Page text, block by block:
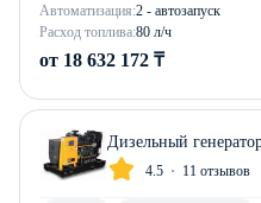
Автоматизация:2 - автозапуск
Расход топлива:80 л/ч
от 18 632 172 ₸
Дизельный
4.5 11 отзывов